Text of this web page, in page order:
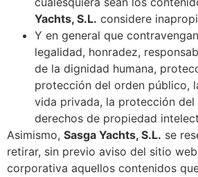
Yachts, S.L. considere
Y en general que
legalidad, honradez,
de la dignidad humana,
protección del orden público,
vida privada, la protección
derechos de propiedad
Asimismo, Sasga Yachts, S.L. se
retirar, sin previo aviso del sitio
corporativa aquellos contenidos